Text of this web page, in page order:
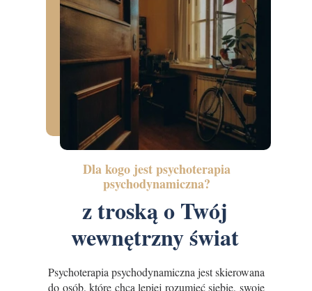
Dla kogo jest psychoterapia
psychodynamiczna?
z troską o Twój
wewnętrzny świat
Psychoterapia psychodynamiczna jest skierowana
do osób, które chcą lepiej rozumieć siebie, swoje